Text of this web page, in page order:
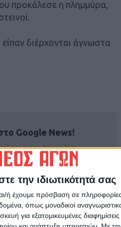
την ιδιωτικότητά σας
ή έχουμε πρόσβαση σε
όπως μοναδικοί
για εξατομικευμένες
προκάλεσε η πλημμύρα,
διέρχονται άγνωστα
Google News!
της Θεσσαλίας
ΕΠΟΜΕΝΟ ΑΡΘΡΟ
συμφωνία για τα πνευματικά
εκτέλεσης μουσικής από
τις επιχειρήσεις εστίασης (φωτο)